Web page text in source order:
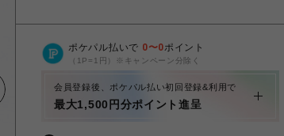
ポケパル払いで 0〜0ポイント
（1P=1円）※キャンペーン分除く
会員登録後、ポケパル払い初回登録&利用で
最大1,500円分ポイント進呈